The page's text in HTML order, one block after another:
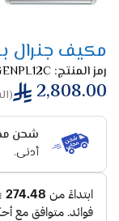
مكيف جنرال بلس
رمز المنتج:
2,808.00
شحن
أدنى.